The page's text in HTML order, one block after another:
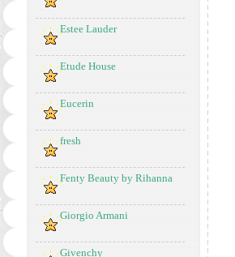
Estee Lauder
Etude House
Eucerin
fresh
Fenty Beauty by Rihanna
Giorgio Armani
Givenchy